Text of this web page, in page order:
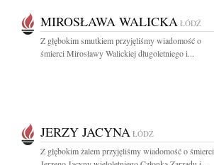
MIROSŁAWA WALICKA ŁÓDŹ
Z głębokim smutkiem przyjęliśmy wiadomość o
śmierci Mirosławy Walickiej długoletniego i...
JERZY JACYNA ŁÓDŹ
Z głębokim żalem przyjęliśmy wiadomość o śmierci